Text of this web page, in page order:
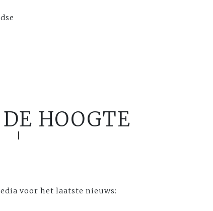
HOOGTE
voor het laatste nieuws: